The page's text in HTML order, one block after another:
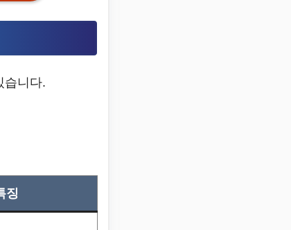
습니다.
징